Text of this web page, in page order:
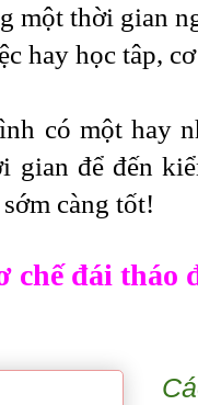
một thời gian
hay học tâp,
có một hay
gian để đến
càng tốt!
chế đái tháo